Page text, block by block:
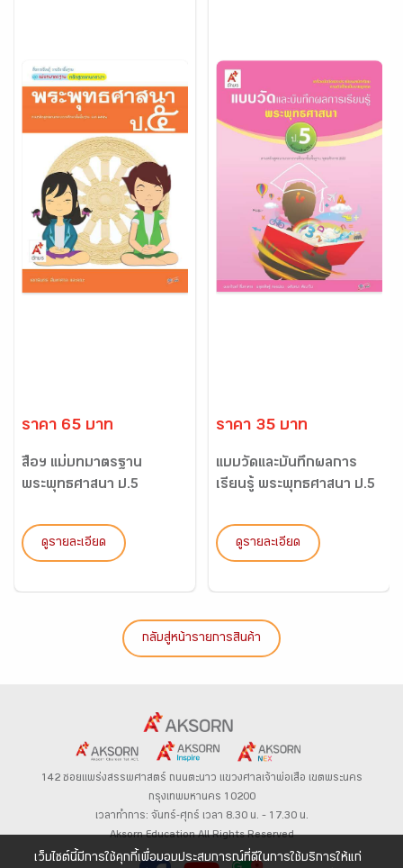
ราคา 65 บาท
สื่อฯ แม่บทมาตรฐาน
พระพุทธศาสนา ป.5
ดูรายละเอียด
ราคา 35 บาท
แบบวัดและบันทึกผลการ
เรียนรู้ พระพุทธศาสนา ป.5
ดูรายละเอียด
กลับสู่หน้ารายการสินค้า
142 ซอยแพร่งสรรพศาสตร์ ถนนตะนาว แขวงศาลเจ้าพ่อเสือ เขตพระนคร
กรุงเทพมหานคร 10200
เวลาทำการ: จันทร์-ศุกร์ เวลา 8.30 น. – 17.30 น.
Aksorn Education All Rights Reserved
เว็บไซต์นี้มีการใช้คุกกี้เพื่อมอบประสบการณ์ที่ดีในการใช้บริการให้แก่